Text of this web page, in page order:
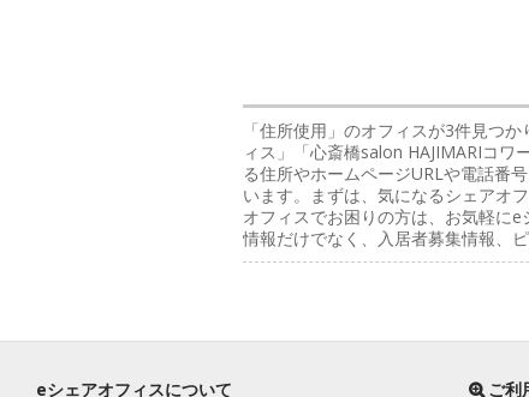
「住所使用」のオフィスが3件見つか
ィス」「心斎橋salon HAJIMARIコ
る住所やホームページURLや電話番
います。まずは、気になるシェアオ
オフィスでお困りの方は、お気軽に
情報だけでなく、入居者募集情報、
eシェアオフィスについて ご利